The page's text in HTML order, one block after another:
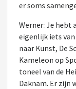
er soms
Werner: Je hebt
eigenlijk iets van
naar Kunst, De
Kameleon op
toneel van de
Daknam. Er zijn